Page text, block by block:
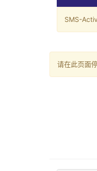
SMS-
请在此页面